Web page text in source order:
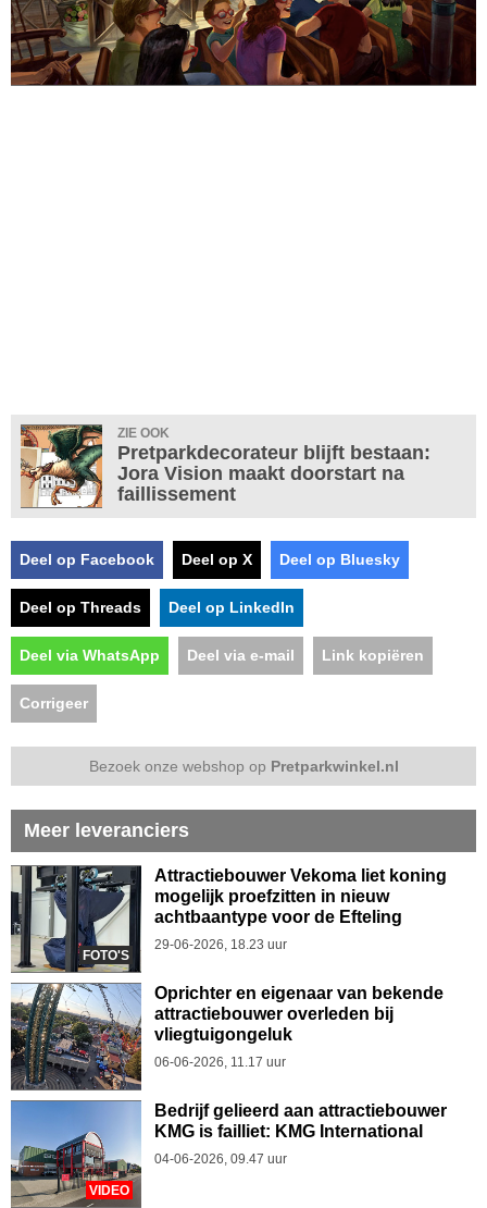
ZIE OOK
Pretparkdecorateur blijft bestaan:
Jora Vision maakt doorstart na
faillissement
Deel op Facebook Deel op X Deel op Bluesky
Deel op Threads Deel op LinkedIn
Deel via WhatsApp Deel via e-mail Link kopiëren
Corrigeer
Bezoek onze webshop op Pretparkwinkel.nl
Meer leveranciers
FOTO'S
Attractiebouwer Vekoma liet koning
mogelijk proefzitten in nieuw
achtbaantype voor de Efteling
29-06-2026, 18.23 uur
Oprichter en eigenaar van bekende
attractiebouwer overleden bij
vliegtuigongeluk
06-06-2026, 11.17 uur
VIDEO
Bedrijf gelieerd aan attractiebouwer
KMG is failliet: KMG International
04-06-2026, 09.47 uur